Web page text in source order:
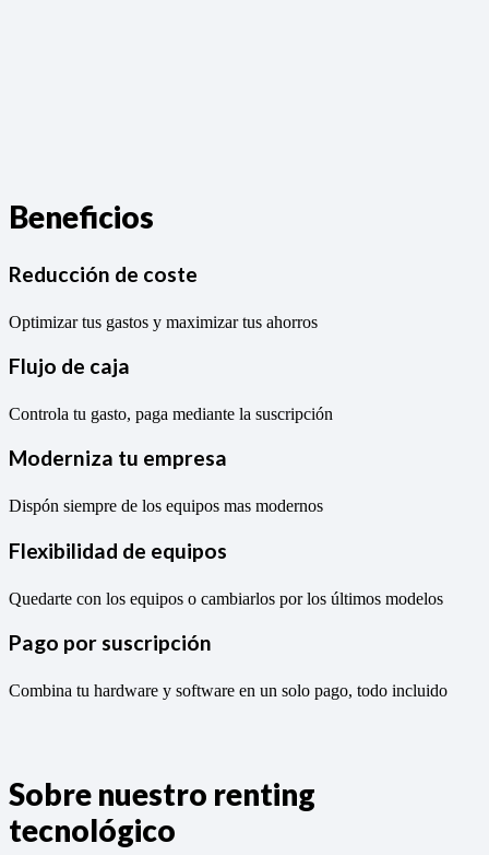
Beneficios
Reducción de coste
Optimizar tus gastos y maximizar tus ahorros
Flujo de caja
Controla tu gasto, paga mediante la suscripción
Moderniza tu empresa
Dispón siempre de los equipos mas modernos
Flexibilidad de equipos
Quedarte con los equipos o cambiarlos por los últimos modelos
Pago por suscripción
Combina tu hardware y software en un solo pago, todo incluido
Sobre nuestro renting
tecnológico